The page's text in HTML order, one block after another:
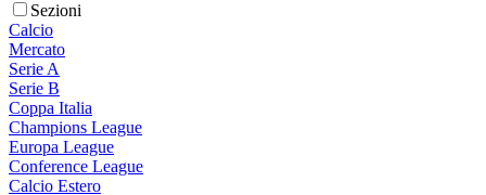
Sezioni
Calcio
Mercato
Serie A
Serie B
Coppa Italia
Champions League
Europa League
Conference League
Calcio Estero